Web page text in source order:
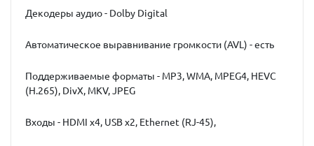
Декодеры аудио - Dolby Digital
Автоматическое выравнивание громкости (AVL) - есть
Поддерживаемые форматы - MP3, WMA, MPEG4, HEVC
(H.265), DivX, MKV, JPEG
Входы - HDMI x4, USB x2, Ethernet (RJ-45),